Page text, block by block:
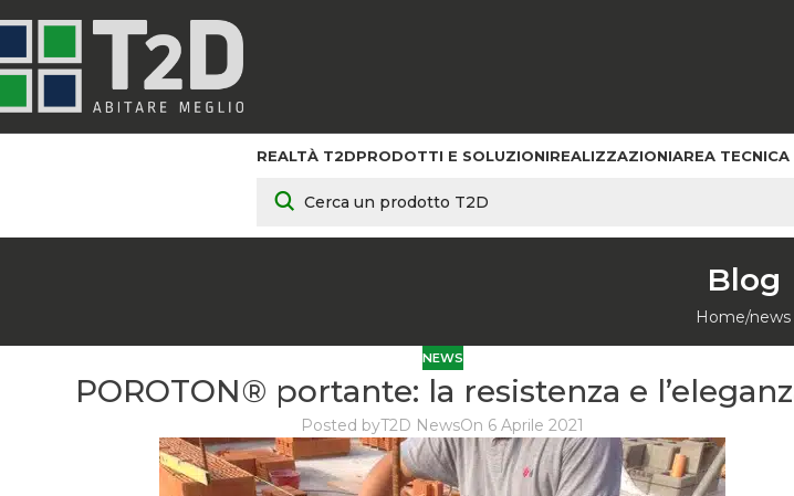
REALTÀ T2DPRODOTTI E SOLUZIONIREALIZZAZIONIAREA
Blog
Home news
NEWS
POROTON® portante: la resistenza e
Posted byT2D NewsOn 6 Aprile 2021